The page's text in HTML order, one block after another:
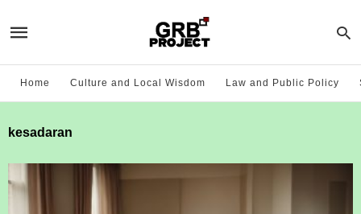
Home Culture and Local Wisdom Law and Public Policy
kesadaran